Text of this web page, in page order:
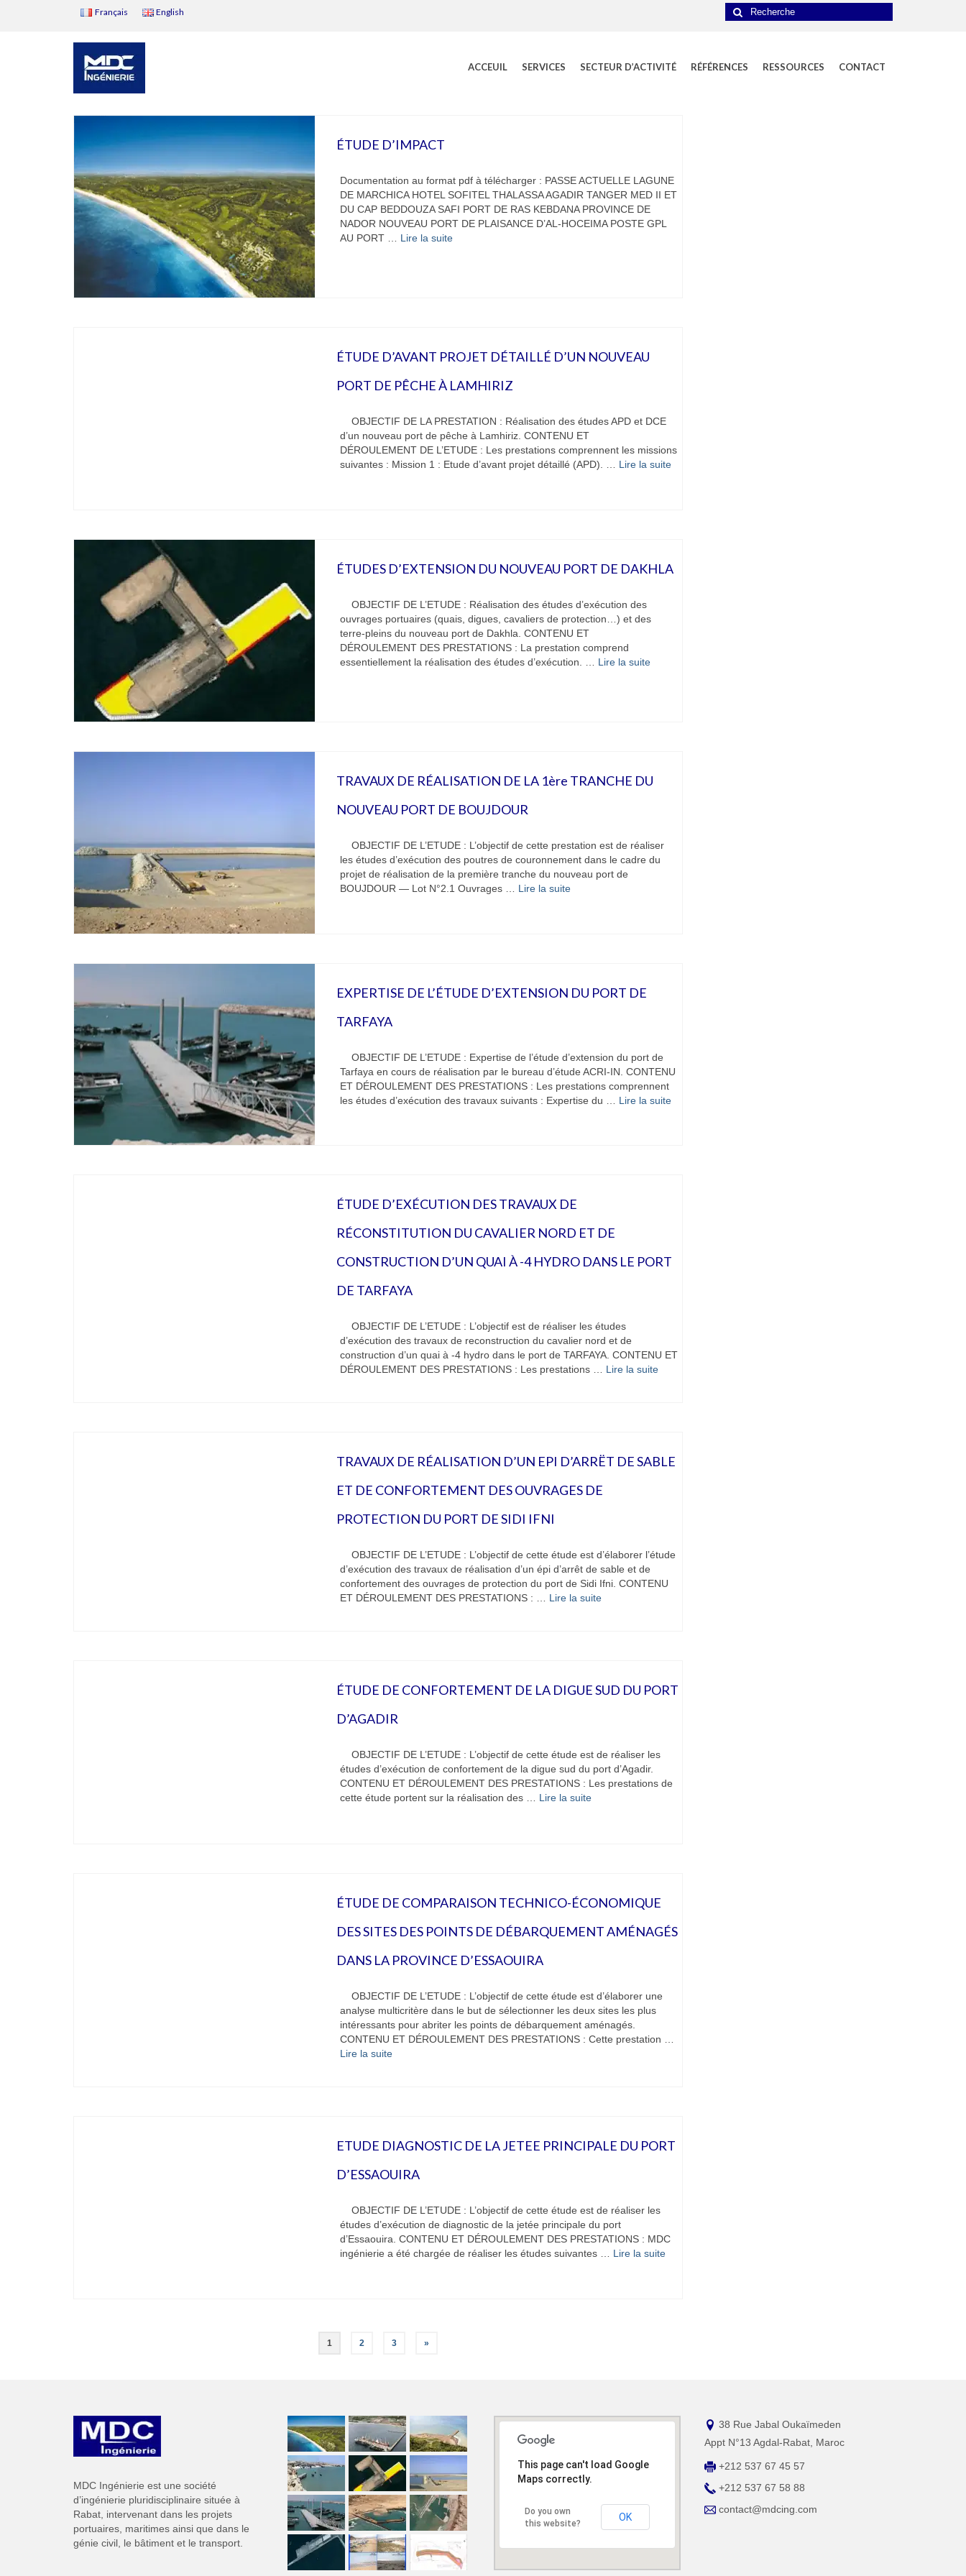
Français English
Rechercher
:
ACCEUIL SERVICES SECTEUR D’ACTIVITÉ RÉFÉRENCES RESSOURCES CONTACT
ÉTUDE D’IMPACT
Documentation au format pdf à télécharger : PASSE ACTUELLE LAGUNE
DE MARCHICA HOTEL SOFITEL THALASSA AGADIR TANGER MED II ET
DU CAP BEDDOUZA SAFI PORT DE RAS KEBDANA PROVINCE DE
NADOR NOUVEAU PORT DE PLAISANCE D’AL-HOCEIMA POSTE GPL
AU PORT … Lire la suite­­
ÉTUDE D’AVANT PROJET DÉTAILLÉ D’UN NOUVEAU
PORT DE PÊCHE À LAMHIRIZ
OBJECTIF DE LA PRESTATION : Réalisation des études APD et DCE
d’un nouveau port de pêche à Lamhiriz. CONTENU ET
DÉROULEMENT DE L’ETUDE : Les prestations comprennent les missions
suivantes : Mission 1 : Etude d’avant projet détaillé (APD). … Lire la suite­­
ÉTUDES D’EXTENSION DU NOUVEAU PORT DE DAKHLA
OBJECTIF DE L’ETUDE : Réalisation des études d’exécution des
ouvrages portuaires (quais, digues, cavaliers de protection…) et des
terre-pleins du nouveau port de Dakhla. CONTENU ET
DÉROULEMENT DES PRESTATIONS : La prestation comprend
essentiellement la réalisation des études d’exécution. … Lire la suite­­
TRAVAUX DE RÉALISATION DE LA 1ère TRANCHE DU
NOUVEAU PORT DE BOUJDOUR
OBJECTIF DE L’ETUDE : L’objectif de cette prestation est de réaliser
les études d’exécution des poutres de couronnement dans le cadre du
projet de réalisation de la première tranche du nouveau port de
BOUJDOUR — Lot N°2.1 Ouvrages … Lire la suite­­
EXPERTISE DE L’ÉTUDE D’EXTENSION DU PORT DE
TARFAYA
OBJECTIF DE L’ETUDE : Expertise de l’étude d’extension du port de
Tarfaya en cours de réalisation par le bureau d’étude ACRI-IN. CONTENU
ET DÉROULEMENT DES PRESTATIONS : Les prestations comprennent
les études d’exécution des travaux suivants : Expertise du … Lire la suite­­
ÉTUDE D’EXÉCUTION DES TRAVAUX DE
RÉCONSTITUTION DU CAVALIER NORD ET DE
CONSTRUCTION D’UN QUAI À -4 HYDRO DANS LE PORT
DE TARFAYA
OBJECTIF DE L’ETUDE : L’objectif est de réaliser les études
d’exécution des travaux de reconstruction du cavalier nord et de
construction d’un quai à -4 hydro dans le port de TARFAYA. CONTENU ET
DÉROULEMENT DES PRESTATIONS : Les prestations … Lire la suite­­
TRAVAUX DE RÉALISATION D’UN EPI D’ARRËT DE SABLE
ET DE CONFORTEMENT DES OUVRAGES DE
PROTECTION DU PORT DE SIDI IFNI
OBJECTIF DE L’ETUDE : L’objectif de cette étude est d’élaborer l’étude
d’exécution des travaux de réalisation d’un épi d’arrêt de sable et de
confortement des ouvrages de protection du port de Sidi Ifni. CONTENU
ET DÉROULEMENT DES PRESTATIONS : … Lire la suite­­
ÉTUDE DE CONFORTEMENT DE LA DIGUE SUD DU PORT
D’AGADIR
OBJECTIF DE L’ETUDE : L’objectif de cette étude est de réaliser les
études d’exécution de confortement de la digue sud du port d’Agadir.
CONTENU ET DÉROULEMENT DES PRESTATIONS : Les prestations de
cette étude portent sur la réalisation des … Lire la suite­­
ÉTUDE DE COMPARAISON TECHNICO-ÉCONOMIQUE
DES SITES DES POINTS DE DÉBARQUEMENT AMÉNAGÉS
DANS LA PROVINCE D’ESSAOUIRA
OBJECTIF DE L’ETUDE : L’objectif de cette étude est d’élaborer une
analyse multicritère dans le but de sélectionner les deux sites les plus
intéressants pour abriter les points de débarquement aménagés.
CONTENU ET DÉROULEMENT DES PRESTATIONS : Cette prestation …
Lire la suite­­
ETUDE DIAGNOSTIC DE LA JETEE PRINCIPALE DU PORT
D’ESSAOUIRA
OBJECTIF DE L’ETUDE : L’objectif de cette étude est de réaliser les
études d’exécution de diagnostic de la jetée principale du port
d’Essaouira. CONTENU ET DÉROULEMENT DES PRESTATIONS : MDC
ingénierie a été chargée de réaliser les études suivantes … Lire la suite­­
1 2 3 »
MDC Ingénierie est une société
d’ingénierie pluridisciplinaire située à
Rabat, intervenant dans les projets
portuaires, maritimes ainsi que dans le
génie civil, le bâtiment et le transport.
This page can't load Google
Maps correctly.
Do you own
this website?
OK
38 Rue Jabal Oukaïmeden
Appt N°13 Agdal-Rabat, Maroc
+212 537 67 45 57
+212 537 67 58 88
contact@mdcing.com